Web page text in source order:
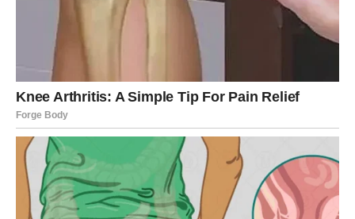
jednostavan pirinač za kompletan obrok.
Saveti za uspeh
Izbor sira:Ako koristite feta sir, smanjite količinu soli
jer je feta već dovoljno slana.
Zdrava opcija:Umesto prženja, ćufte možete peći u
rerni na200°Coko 20 minuta, uz povremeno
okretanje.
Dodaci:Za bogatiji ukus, u smesu možete dodati malo